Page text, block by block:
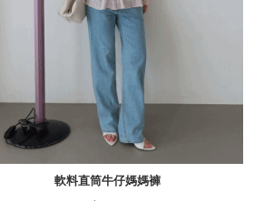
軟料直筒牛仔媽媽褲